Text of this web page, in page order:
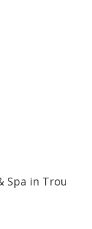
Spa in Trou